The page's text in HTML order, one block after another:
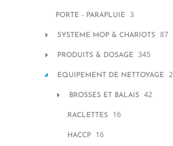
PORTE - PARAPLUIE 3
SYSTEME MOP & CHARIOTS 87
PRODUITS & DOSAGE 345
EQUIPEMENT DE NETTOYAGE
BROSSES ET BALAIS 42
RACLETTES 16
HACCP 16